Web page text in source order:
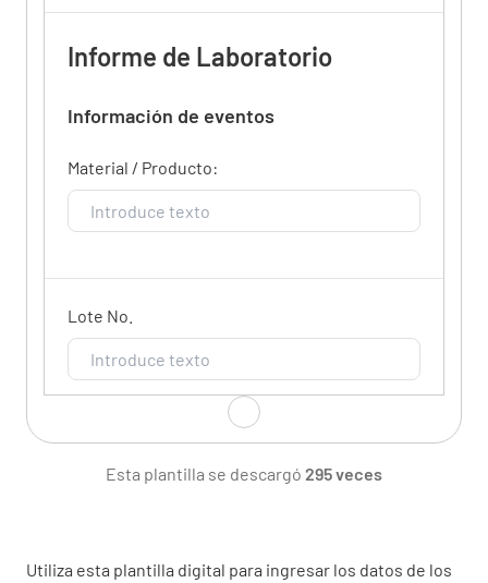
Utiliza esta plantilla digital para ingresar los datos de los
Informe de Laboratorio
Información de eventos
Material / Producto:
Lote No.
Esta plantilla se descargó 295 veces